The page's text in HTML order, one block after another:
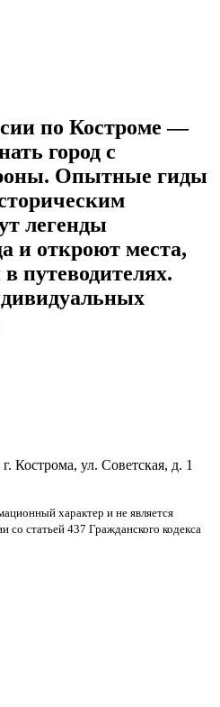
по Костроме —
город с
Опытные гиды
легенды
и откроют места,
путеводителях.
Кострома, ул. Советская, д. 1
характер и не является
со статьей 437 Гражданского кодекса